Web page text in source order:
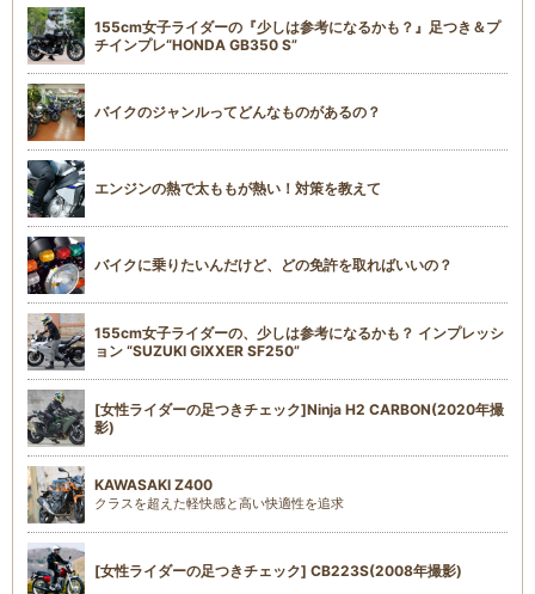
155cm女子ライダーの『少しは参考になるかも？』足つき＆プ
チインプレ“HONDA GB350 S”
バイクのジャンルってどんなものがあるの？
エンジンの熱で太ももが熱い！対策を教えて
バイクに乗りたいんだけど、どの免許を取ればいいの？
155cm女子ライダーの、少しは参考になるかも？ インプレッシ
ョン “SUZUKI GIXXER SF250”
[女性ライダーの足つきチェック]Ninja H2 CARBON(2020年撮
影)
KAWASAKI Z400
クラスを超えた軽快感と高い快適性を追求
[女性ライダーの足つきチェック] CB223S(2008年撮影)